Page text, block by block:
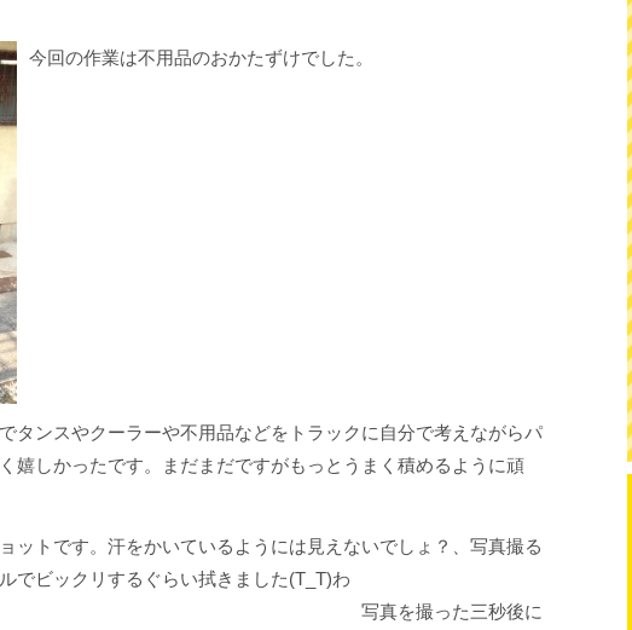
今回の作業は不用品のおかたずけでした。
タンスやクーラーや不用品などをトラックに自分で考えながらパ
嬉しかったです。まだまだですがもっとうまく積めるように頑
ットです。汗をかいているようには見えないでしょ？、写真撮る
でビックリするぐらい拭きました(T_T)わ
撮った三秒後に